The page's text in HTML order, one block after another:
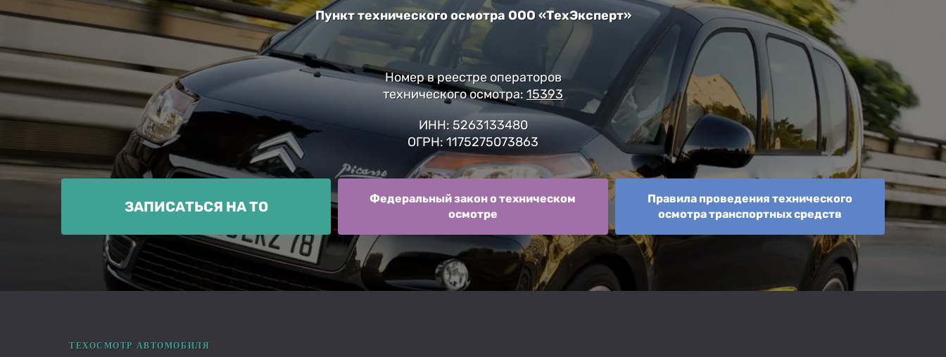
Пункт технического осмотра ООО «ТехЭксперт»
Номер в реестре операторов
технического осмотра: 15393
ИНН: 5263133480
ОГРН: 1175275073863
ЗАПИСАТЬСЯ НА ТО
Федеральный закон о техническом
осмотре
Правила проведения технического
осмотра транспортных средств